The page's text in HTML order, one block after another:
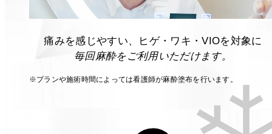
痛みを感じやすい、ヒゲ・ワキ・VIOを対象に
毎回麻酔をご利用いただけます。
※プランや施術時間によっては看護師が麻酔塗布を行います。